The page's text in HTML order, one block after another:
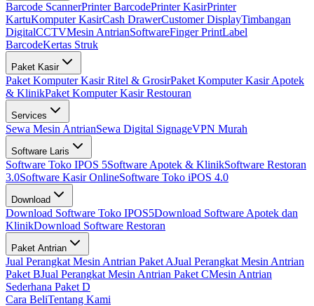
Barcode ScannerPrinter BarcodePrinter KasirPrinter
KartuKomputer KasirCash DrawerCustomer DisplayTimbangan
DigitalCCTVMesin AntrianSoftwareFinger PrintLabel
BarcodeKertas Struk
Paket Kasir
Paket Komputer Kasir Ritel & GrosirPaket Komputer Kasir Apotek
& KlinikPaket Komputer Kasir Restouran
Services
Sewa Mesin AntrianSewa Digital SignageVPN Murah
Software Laris
Software Toko IPOS 5Software Apotek & KlinikSoftware Restoran
3.0Software Kasir OnlineSoftware Toko iPOS 4.0
Download
Download Software Toko IPOS5Download Software Apotek dan
KlinikDownload Software Restoran
Paket Antrian
Jual Perangkat Mesin Antrian Paket AJual Perangkat Mesin Antrian
Paket BJual Perangkat Mesin Antrian Paket CMesin Antrian
Sederhana Paket D
Cara BeliTentang Kami